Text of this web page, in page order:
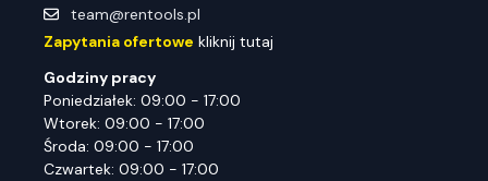
team@rentools.pl
Zapytania ofertowe kliknij tutaj
Godziny pracy
Poniedziałek: 09:00 - 17:00
Wtorek: 09:00 - 17:00
Środa: 09:00 - 17:00
Czwartek: 09:00 - 17:00